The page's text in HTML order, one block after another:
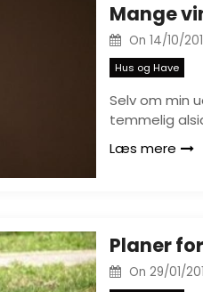
Mange
On 14/10/
Hus og Have
Selv om min
temmelig
Læs mere
Planer
On 29/01/